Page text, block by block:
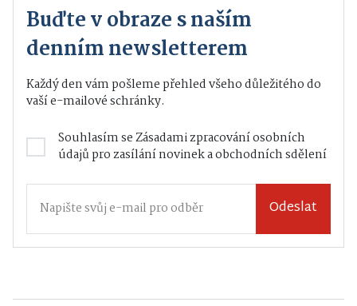
Buďte v obraze s naším
denním newsletterem
Každý den vám pošleme přehled všeho důležitého do
vaší e-mailové schránky.
Souhlasím seZásadami zpracování osobních
údajůpro zasílání novinek a obchodních sdělení
Odeslat